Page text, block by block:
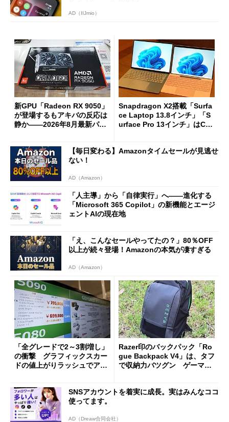
AD（IIJmio）
新GPU「Radeon RX 9050」
が登場するもアキバの反応は
静か――2026年8月最新パー
Snapdragon X2搭載「Surfa
ce Laptop 13.8インチ」「S
urface Pro 13インチ」はCop
た
【毎日変わる】Amazonタイムセールが見逃せ
ない！
AD（Amazon）
「人主導」から「自律実行」へ――進化する
「Microsoft 365 Copilot」の新機能とエージ
ェントAIの現在地
「え、こんなセールやってたの？」80％OFF
以上が続々登場！Amazonの本気が凄すぎる
AD（Amazon）
「全グレードで2～3割増し」
の衝撃 グラフィックスカー
ドの値上がりラッシュでアキ
Razer印のバックパック「Ro
gue Backpack V4」は、タフ
で収納力バツグン ゲーマー
SNSアカウントを着実に成長。実はみんなココ
使ってます。
AD（Dreaw合同会社）